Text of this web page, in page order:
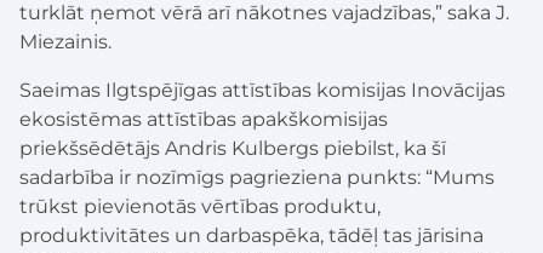
turklāt ņemot vērā arī nākotnes vajadzības,” saka J.
Miezainis.
Saeimas Ilgtspējīgas attīstības komisijas Inovācijas
ekosistēmas attīstības apakškomisijas
priekšsēdētājs Andris Kulbergs piebilst, ka šī
sadarbība ir nozīmīgs pagrieziena punkts: “Mums
trūkst pievienotās vērtības produktu,
produktivitātes un darbaspēka, tādēļ tas jārisina